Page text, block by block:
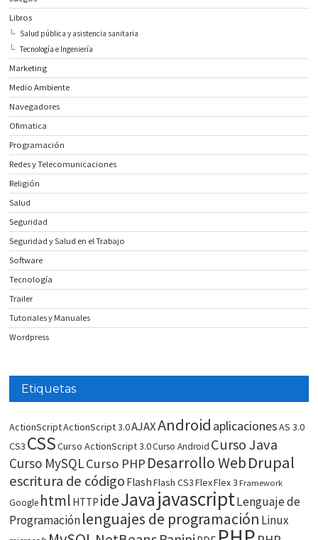
Libros
Salud pública y asistencia sanitaria
Tecnología e Ingeniería
Marketing
Medio Ambiente
Navegadores
Ofimatica
Programación
Redes y Telecomunicaciones
Religión
Salud
Seguridad
Seguridad y Salud en el Trabajo
Software
Tecnología
Trailer
Tutoriales y Manuales
Wordpress
Etiquetas
ActionScriptActionScript 3.0AJAXAndroid aplicacionesAS 3.0
CS3 CSSCurso ActionScript 3.0Curso Android Curso Java
Curso MySQLCurso PHP Desarrollo WebDrupal
escritura de código FlashFlash CS3FlexFlex 3 Framework
Google html HTTP ideJavajavascriptLenguaje de
Programaciónlenguajes de programación Linux